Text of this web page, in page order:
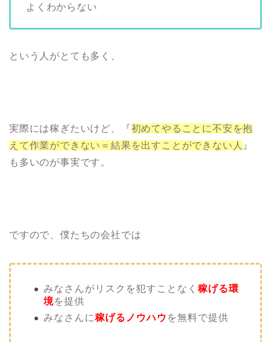
よくわからない
という人がとても多く、
実際には稼ぎたいけど、『初めてやることに不安を抱
えて作業ができない＝結果を出すことができない人 』
も多いのが事実です。
ですので、僕たちの会社では
みなさんがリスクを犯すことなく 稼げる環
境を提供
みなさんに稼げるノウハウ を無料で提供